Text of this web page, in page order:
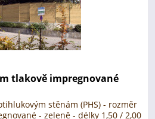
tlakově impregnované
stěnám (PHS) - rozměr
- zeleně - délky 1,50 / 2,00